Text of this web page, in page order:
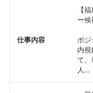
仕事内容
【
ー
ポジ
内
て、
人...